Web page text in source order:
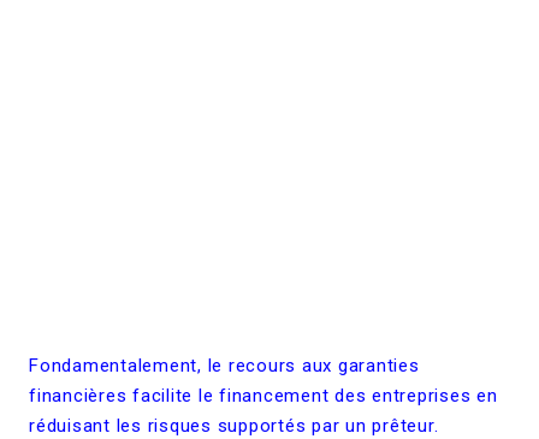
Fondamentalement, le recours aux garanties
financières facilite le financement des entreprises en
réduisant les risques supportés par un prêteur.